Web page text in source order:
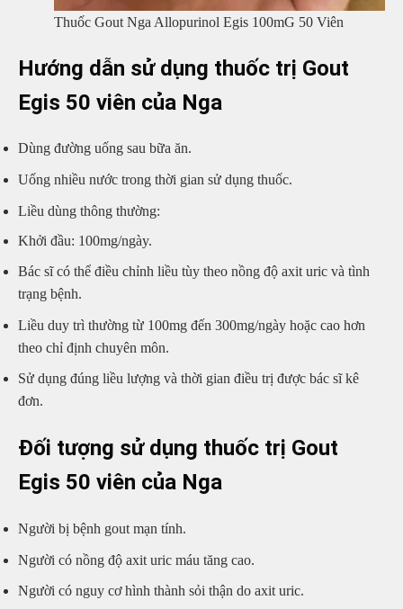
Thuốc Gout Nga Allopurinol Egis 100mG 50 Viên
Hướng dẫn sử dụng thuốc trị Gout
Egis 50 viên của Nga
Dùng đường uống sau bữa ăn.
Uống nhiều nước trong thời gian sử dụng thuốc.
Liều dùng thông thường:
Khởi đầu: 100mg/ngày.
Bác sĩ có thể điều chỉnh liều tùy theo nồng độ axit uric và tình
trạng bệnh.
Liều duy trì thường từ 100mg đến 300mg/ngày hoặc cao hơn
theo chỉ định chuyên môn.
Sử dụng đúng liều lượng và thời gian điều trị được bác sĩ kê
đơn.
Đối tượng sử dụng thuốc trị Gout
Egis 50 viên của Nga
Người bị bệnh gout mạn tính.
Người có nồng độ axit uric máu tăng cao.
Người có nguy cơ hình thành sỏi thận do axit uric.